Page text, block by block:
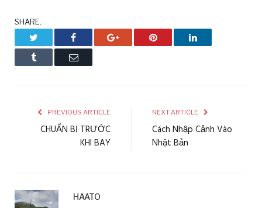
SHARE.
Facebook Google+ Pinterest LinkedIn
Tumblr Email
PREVIOUS ARTICLE
CHUẨN BỊ TRƯỚC
KHI BAY
NEXT ARTICLE
Cách Nhập Cảnh Vào
Nhật Bản
HAATO